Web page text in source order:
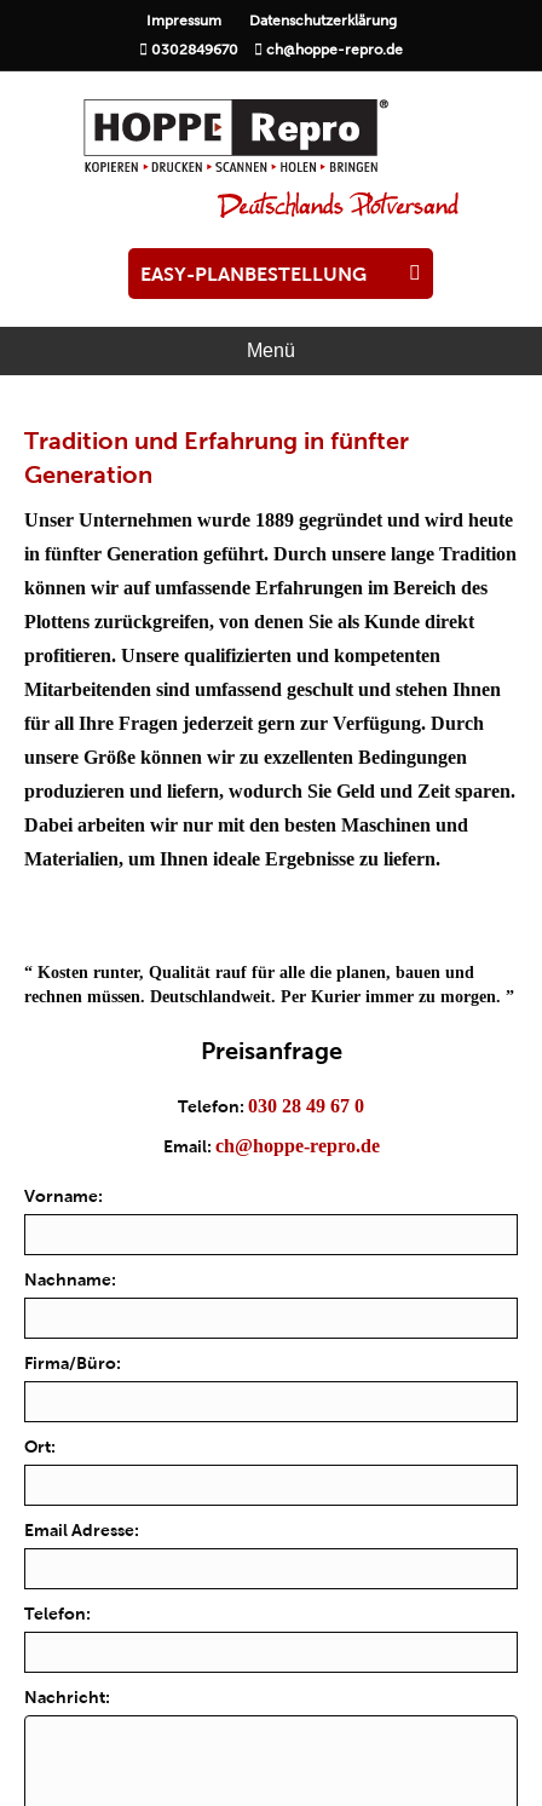
Impressum
Datenschutzerklärung
0302849670
ch@hoppe-repro.de
EASY-PLANBESTELLUNG
Menü
Tradition und Erfahrung in fünfter
Generation
Unser Unternehmen wurde 1889 gegründet und wird heute
in fünfter Generation geführt. Durch unsere lange Tradition
können wir auf umfassende Erfahrungen im Bereich des
Plottens zurückgreifen, von denen Sie als Kunde direkt
profitieren. Unsere qualifizierten und kompetenten
Mitarbeitenden sind umfassend geschult und stehen Ihnen
für all Ihre Fragen jederzeit gern zur Verfügung. Durch
unsere Größe können wir zu exzellenten Bedingungen
produzieren und liefern, wodurch Sie Geld und Zeit sparen.
Dabei arbeiten wir nur mit den besten Maschinen und
Materialien, um Ihnen ideale Ergebnisse zu liefern.
“ Kosten runter, Qualität rauf für alle die planen, bauen und
rechnen müssen. Deutschlandweit. Per Kurier immer zu morgen. ”
Preisanfrage
Telefon: 030 28 49 67 0
Email: ch@hoppe-repro.de
Vorname:
Nachname:
Firma/Büro:
Ort:
Email Adresse:
Telefon:
Nachricht: